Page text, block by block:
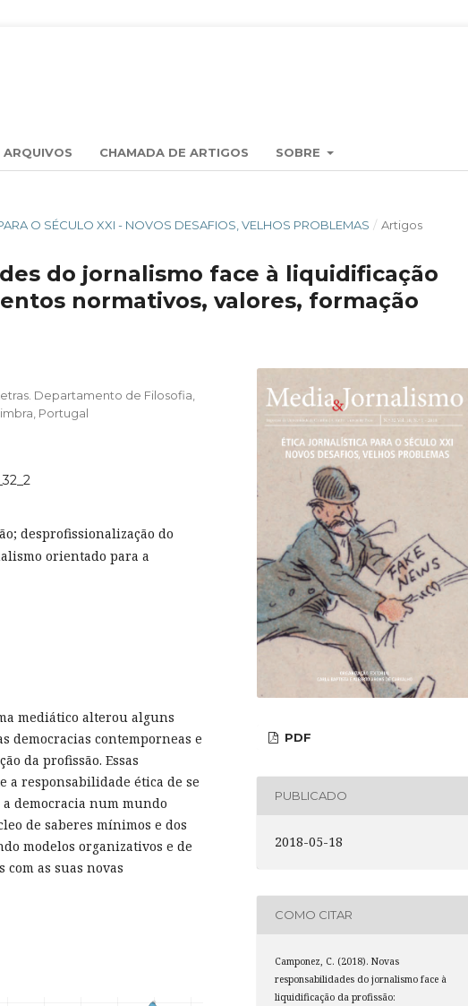
ARQUIVOS CHAMADA DE ARTIGOS SOBRE
O SÉCULO XXI - NOVOS DESAFIOS, VELHOS PROBLEMAS / Artigos
do jornalismo face à liquidificação
normativos, valores, formação
Departamento de Filosofia,
Portugal
desprofissionalização do
orientado para a
mediático alterou alguns
democracias contemporneas e
da profissão. Essas
a responsabilidade ética de se
democracia num mundo
de saberes mínimos e dos
modelos organizativos e de
as suas novas
PDF
PUBLICADO
2018-05-18
COMO CITAR
Camponez, C. (2018). Novas
responsabilidades do jornalismo face à
liquidificação da profissão: